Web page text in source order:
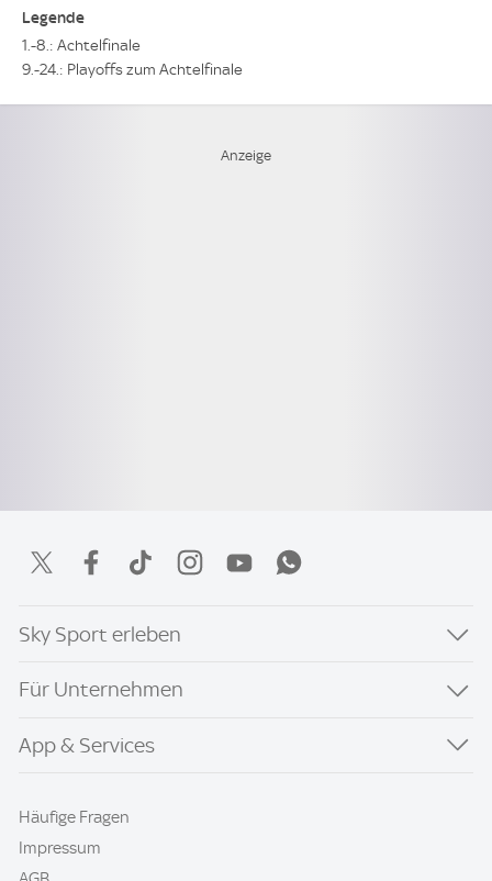
Legende
1.-8.: Achtelfinale
9.-24.: Playoffs zum Achtelfinale
Sky Sport erleben
Für Unternehmen
App & Services
Häufige Fragen
Impressum